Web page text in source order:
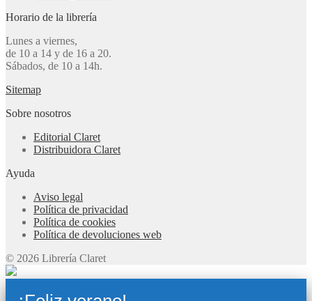
Horario de la librería
Lunes a viernes,
de 10 a 14 y de 16 a 20.
Sábados, de 10 a 14h.
Sitemap
Sobre nosotros
Editorial Claret
Distribuidora Claret
Ayuda
Aviso legal
Política de privacidad
Política de cookies
Política de devoluciones web
© 2026 Librería Claret